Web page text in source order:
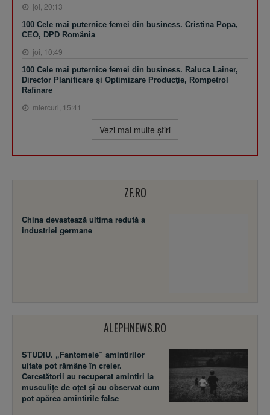
joi, 20:13
100 Cele mai puternice femei din business. Cristina Popa,
CEO, DPD România
joi, 10:49
100 Cele mai puternice femei din business. Raluca Lainer,
Director Planificare şi Optimizare Producţie, Rompetrol
Rafinare
miercuri, 15:41
Vezi mai multe ştiri
ZF.RO
China devastează ultima redută a
industriei germane
ALEPHNEWS.RO
STUDIU. „Fantomele” amintirilor
uitate pot rămâne în creier.
Cercetătorii au recuperat amintiri la
musculițe de oțet și au observat cum
pot apărea amintirile false